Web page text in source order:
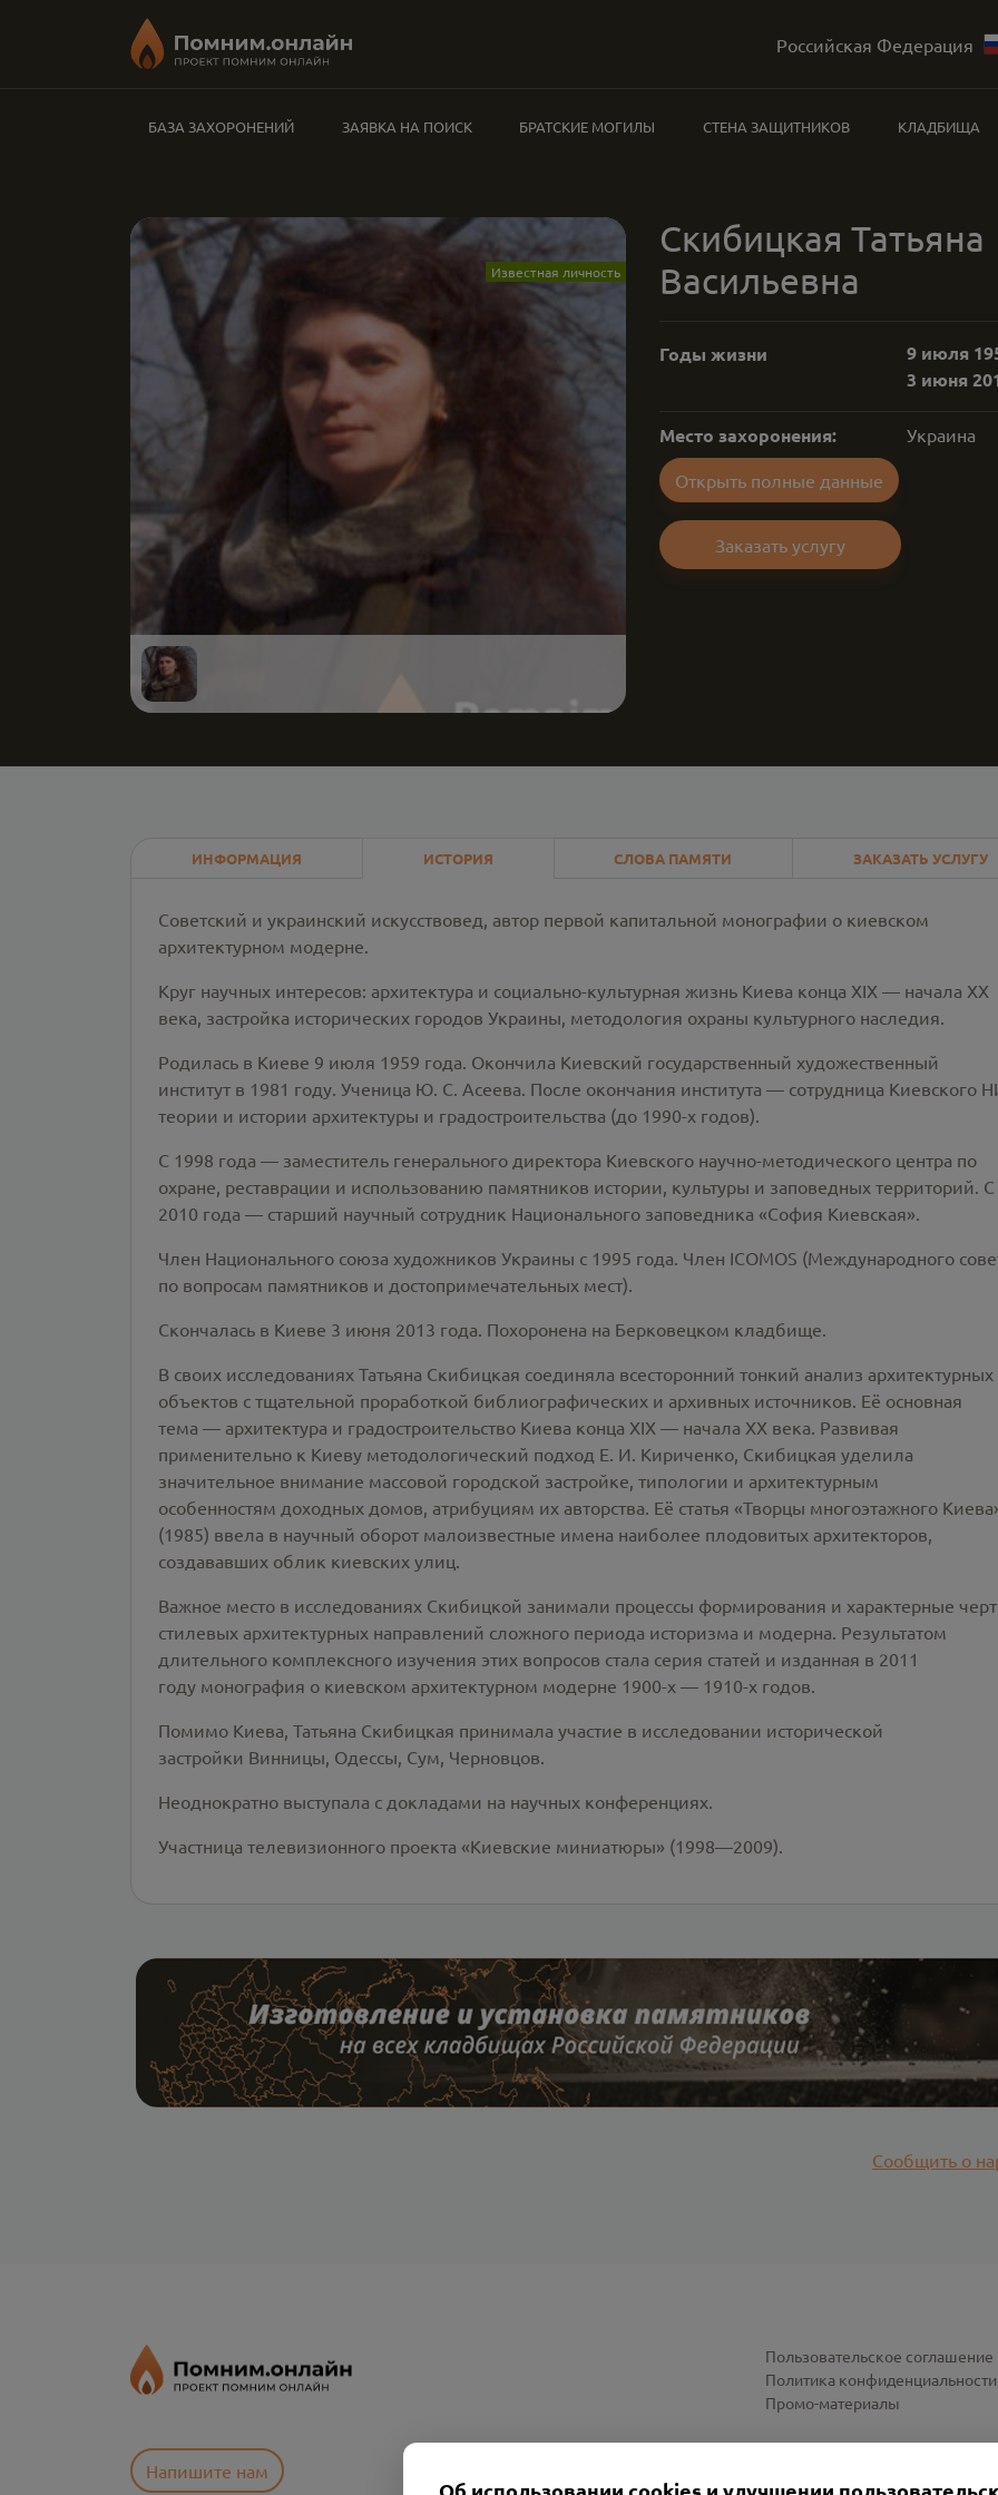
Российская Федерация
БАЗА ЗАХОРОНЕНИЙ ЗАЯВКА НА ПОИСК БРАТСКИЕ МОГИЛЫ СТЕНА ЗАЩИТНИКОВ КЛАДБИЩА
Известная личность
Скибицкая Татьяна
Васильевна
Годы жизни
9 июля
3 июня
Место захоронения: Украина
Открыть полные данные
Заказать услугу
ИНФОРМАЦИЯ ИСТОРИЯ СЛОВА ПАМЯТИ ЗАКАЗАТЬ УСЛУГУ
Советский и украинский искусствовед, автор первой капитальной монографии о киевском
архитектурном модерне.
Круг научных интересов: архитектура и социально-культурная жизнь Киева конца XIX — начала XX
века, застройка исторических городов Украины, методология охраны культурного наследия.
Родилась в Киеве 9 июля 1959 года. Окончила Киевский государственный художественный
институт в 1981 году. Ученица Ю. С. Асеева. После окончания института — сотрудница Киевского
теории и истории архитектуры и градостроительства (до 1990-х годов).
С 1998 года — заместитель генерального директора Киевского научно-методического центра по
охране, реставрации и использованию памятников истории, культуры и заповедных территорий. С
2010 года — старший научный сотрудник Национального заповедника «София Киевская».
Член Национального союза художников Украины с 1995 года. Член ICOMOS (Международного
по вопросам памятников и достопримечательных мест).
Скончалась в Киеве 3 июня 2013 года. Похоронена на Берковецком кладбище.
В своих исследованиях Татьяна Скибицкая соединяла всесторонний тонкий анализ архитектурных
объектов с тщательной проработкой библиографических и архивных источников. Её основная
тема — архитектура и градостроительство Киева конца XIX — начала XX века. Развивая
применительно к Киеву методологический подход Е. И. Кириченко, Скибицкая уделила
значительное внимание массовой городской застройке, типологии и архитектурным
особенностям доходных домов, атрибуциям их авторства. Её статья «Творцы многоэтажного
(1985) ввела в научный оборот малоизвестные имена наиболее плодовитых архитекторов,
создававших облик киевских улиц.
Важное место в исследованиях Скибицкой занимали процессы формирования и характерные
стилевых архитектурных направлений сложного периода историзма и модерна. Результатом
длительного комплексного изучения этих вопросов стала серия статей и изданная в 2011
году монография о киевском архитектурном модерне 1900-х — 1910-х годов.
Помимо Киева, Татьяна Скибицкая принимала участие в исследовании исторической
застройки Винницы, Одессы, Сум, Черновцов.
Неоднократно выступала с докладами на научных конференциях.
Участница телевизионного проекта «Киевские миниатюры» (1998—2009).
Сообщить о
Напишите нам
Пользовательское соглашение
Политика конфиденциальности
Промо-материалы